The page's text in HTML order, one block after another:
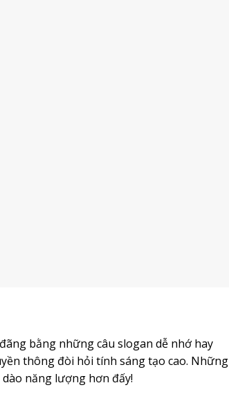
bằng những câu slogan dễ nhớ hay
thông đòi hỏi tính sáng tạo cao. Những
năng lượng hơn đấy!